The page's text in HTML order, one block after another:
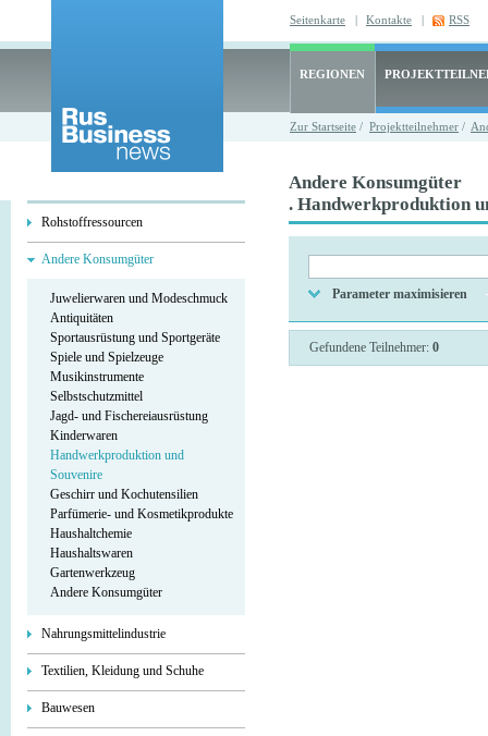
Seitenkarte | Kontakte | RSS
REGIONEN
Zur Startseite / Projektteilnehmer /
Rohstoffressourcen
Andere Konsumgüter
Juwelierwaren und Modeschmuck
Antiquitäten
Sportausrüstung und Sportgeräte
Spiele und Spielzeuge
Musikinstrumente
Selbstschutzmittel
Jagd- und Fischereiausrüstung
Kinderwaren
Handwerkproduktion und
Souvenire
Geschirr und Kochutensilien
Parfümerie- und Kosmetikprodukte
Haushaltchemie
Haushaltswaren
Gartenwerkzeug
Andere Konsumgüter
Nahrungsmittelindustrie
Textilien, Kleidung und Schuhe
Bauwesen
Andere Konsumgüter
. Handwerkproduktion
Parameter maximisieren
Gefundene Teilnehmer: 0